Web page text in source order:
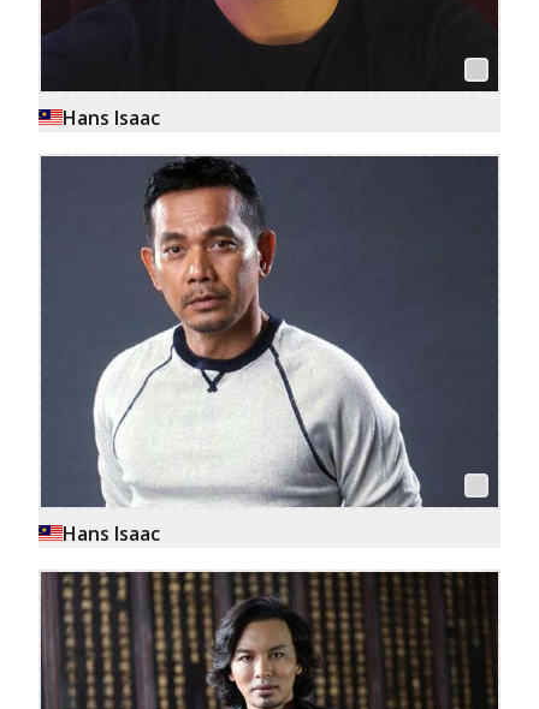
Hans Isaac
Hans Isaac